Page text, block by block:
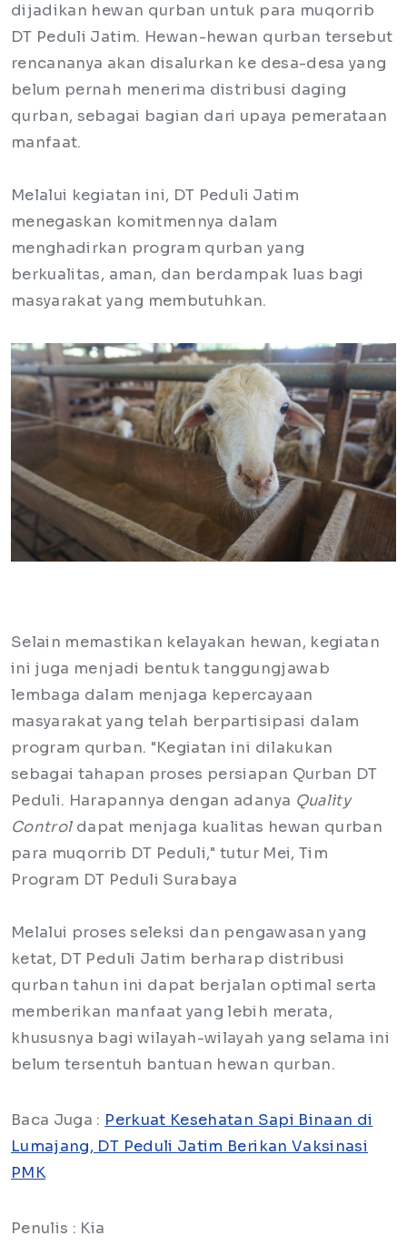
dijadikan hewan qurban untuk para muqorrib
DT Peduli Jatim. Hewan-hewan qurban tersebut
rencananya akan disalurkan ke desa-desa yang
belum pernah menerima distribusi daging
qurban, sebagai bagian dari upaya pemerataan
manfaat.
Melalui kegiatan ini, DT Peduli Jatim
menegaskan komitmennya dalam
menghadirkan program qurban yang
berkualitas, aman, dan berdampak luas bagi
masyarakat yang membutuhkan.
Selain memastikan kelayakan hewan, kegiatan
ini juga menjadi bentuk tanggungjawab
lembaga dalam menjaga kepercayaan
masyarakat yang telah berpartisipasi dalam
program qurban. "Kegiatan ini dilakukan
sebagai tahapan proses persiapan Qurban DT
Peduli. Harapannya dengan adanya Quality
Controldapat menjaga kualitas hewan qurban
para muqorrib DT Peduli," tutur Mei, Tim
Program DT Peduli Surabaya
Melalui proses seleksi dan pengawasan yang
ketat, DT Peduli Jatim berharap distribusi
qurban tahun ini dapat berjalan optimal serta
memberikan manfaat yang lebih merata,
khususnya bagi wilayah-wilayah yang selama ini
belum tersentuh bantuan hewan qurban.
Baca Juga : Perkuat Kesehatan Sapi Binaan di
Lumajang, DT Peduli Jatim Berikan Vaksinasi
PMK
Penulis : Kia